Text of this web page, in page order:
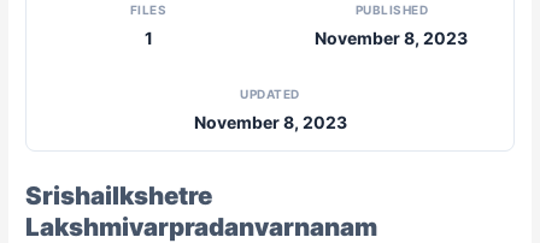
FILES
1
PUBLISHED
November 8, 2023
UPDATED
November 8, 2023
Srishailkshetre
Lakshmivarpradanvarnanam